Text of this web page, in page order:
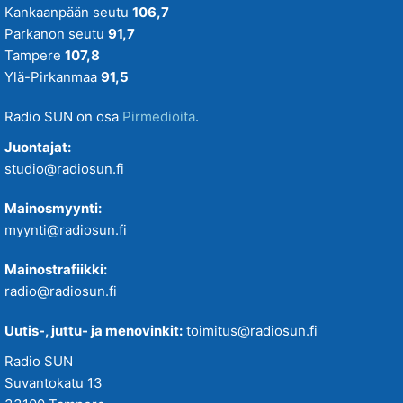
Kankaanpään seutu 106,7
Parkanon seutu 91,7
Tampere 107,8
Ylä-Pirkanmaa 91,5
Radio SUN on osa Pirmedioita.
Juontajat:
studio@radiosun.fi
Mainosmyynti:
myynti@radiosun.fi
Mainostrafiikki:
radio@radiosun.fi
Uutis-, juttu- ja menovinkit: toimitus@radiosun.fi
Radio SUN
Suvantokatu 13